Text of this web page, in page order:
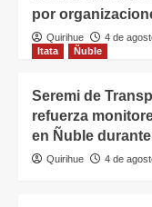
por
Quirihue 4 de
Itata
Ñuble
Seremi de
refuerza
en Ñuble
Quirihue 4 de